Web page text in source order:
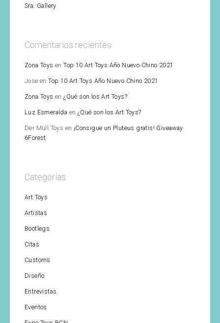
Sra. Gallery
Comentarios recientes
Zona Toys enTop 10 Art Toys Año Nuevo Chino 2021
Jose enTop 10 Art Toys Año Nuevo Chino 2021
Zona Toys en¿Qué son los Art Toys?
Luz Esmeralda en ¿Qué son los Art Toys?
Der Müll Toys en ¡Consigue un Pluteus gratis! Giveaway
6Forest
Categorías
Art Toys
Artistas
Bootlegs
Citas
Customs
Diseño
Entrevistas
Eventos